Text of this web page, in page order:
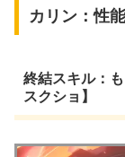
カリン：性能
終結スキル：
スクショ】